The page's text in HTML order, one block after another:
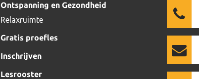
Ontspanning en Gezondheid
Relaxruimte
Gratis proefles
Inschrijven
Lesrooster